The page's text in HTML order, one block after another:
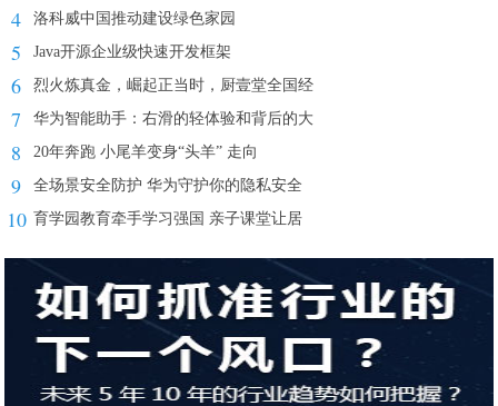
4 洛科威中国推动建设绿色家园
5 Java开源企业级快速开发框架
6 烈火炼真金，崛起正当时，厨壹堂全国经
7 华为智能助手：右滑的轻体验和背后的大
8 20年奔跑 小尾羊变身“头羊” 走向
9 全场景安全防护 华为守护你的隐私安全
10 育学园教育牵手学习强国 亲子课堂让居